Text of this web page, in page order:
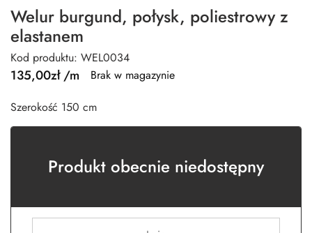
Welur burgund, połysk, poliestrowy z
elastanem
Kod produktu: WEL0034
135,00zł/m
Brak w magazynie
Szerokość 150 cm
Produkt obecnie niedostępny